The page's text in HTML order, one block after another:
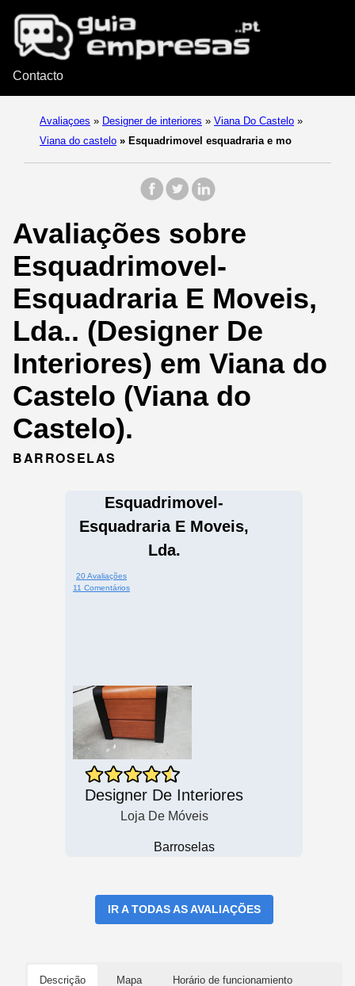
Contacto
Avaliaçoes » Designer de interiores » Viana Do Castelo »
Viana do castelo » Esquadrimovel esquadraria e mo
Avaliações sobre
Esquadrimovel-
Esquadraria E Moveis,
Lda.. (Designer De
Interiores) em Viana do
Castelo (Viana do
Castelo).
BARROSELAS
Esquadrimovel-
Esquadraria E Moveis,
Lda.
20 Avaliações
11 Comentários
Designer De Interiores
Loja De Móveis
Barroselas
IR A TODAS AS AVALIAÇÕES
Descrição Mapa Horário de funcionamiento